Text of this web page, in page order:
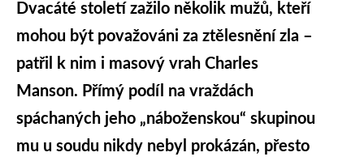
Dvacáté století zažilo několik mužů, kteří
mohou být považováni za ztělesnění zla –
patřil k nim i masový vrah Charles
Manson. Přímý podíl na vraždách
spáchaných jeho „náboženskou“ skupinou
mu u soudu nikdy nebyl prokázán, přesto